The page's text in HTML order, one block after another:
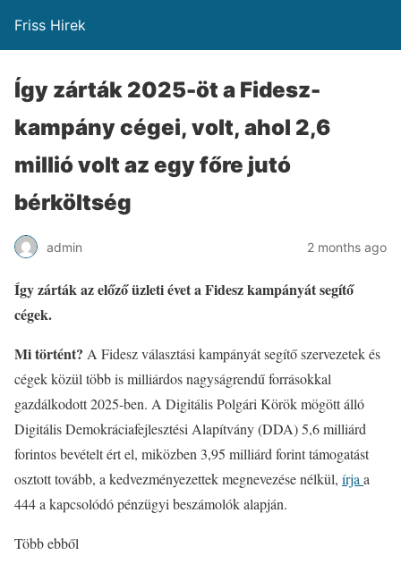
Friss Hirek
Így zárták 2025-öt a Fidesz-
kampány cégei, volt, ahol 2,6
millió volt az egy főre jutó
bérköltség
admin 2 months ago
Így zárták az előző üzleti évet a Fidesz kampányát segítő
cégek.
Mi történt? A Fidesz választási kampányát segítő szervezetek és
cégek közül több is milliárdos nagyságrendű forrásokkal
gazdálkodott 2025-ben. A Digitális Polgári Körök mögött álló
Digitális Demokráciafejlesztési Alapítvány (DDA) 5,6 milliárd
forintos bevételt ért el, miközben 3,95 milliárd forint támogatást
osztott tovább, a kedvezményezettek megnevezése nélkül, írja a
444 a kapcsolódó pénzügyi beszámolók alapján.
Több ebből